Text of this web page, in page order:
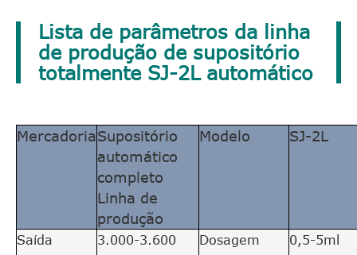
Lista de parâmetros da linha
de produção de supositório
totalmente SJ-2L automático
MercadoriaSupositório
automático
completo
Linha de
produção
Modelo SJ-2L
Saída
3.000-3.600
Dosagem
0,5-5ml